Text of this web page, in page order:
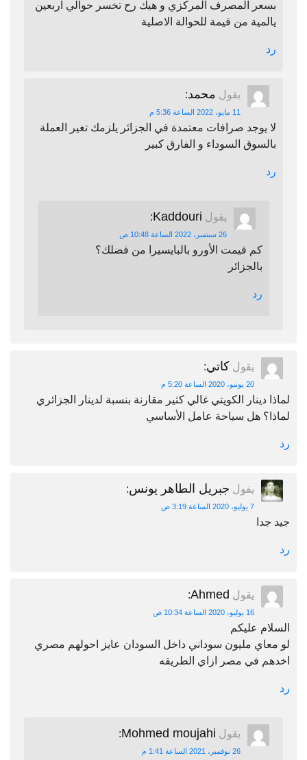
بسعر المصرف المركزي و هيك رح تخسر حوالي اربعين
يالمية من قيمة للحوالة الاصلية
رد
يقول محمد:
11 مايو، 2022 الساعة 5:36 م
لا يوجد صرافات معتمدة في الجزائر يلزمك تغير العملة
بالسوق السوداء و الفارق كبير
رد
يقول Kaddouri
:
26 سبتمبر، 2022 الساعة 10:48 ص
كم قيمت الأورو بالبايسيرا من فضلك؟
بالجزائر
رد
يقول كاتي:
20 يونيو، 2020 الساعة 5:20 م
لماذا دينار الكويتي غالي كثير مقارنة بنسبة لدينار الجزائري
لماذا؟ هل سياحة عامل الأساسي
رد
يقول جبريل الطاهر يونس:
7 يوليو، 2020 الساعة 3:19 ص
جيد جدا
رد
يقول Ahmed
:
16 يوليو، 2020 الساعة 10:34 ص
السلام عليكم
لو معاي مليون سوداني داخل السودان عايز احولهم مصري
اخدهم في مصر ازاي الطريقه
رد
يقول Mohmed moujahi
:
26 نوفمبر، 2021 الساعة 1:41 م